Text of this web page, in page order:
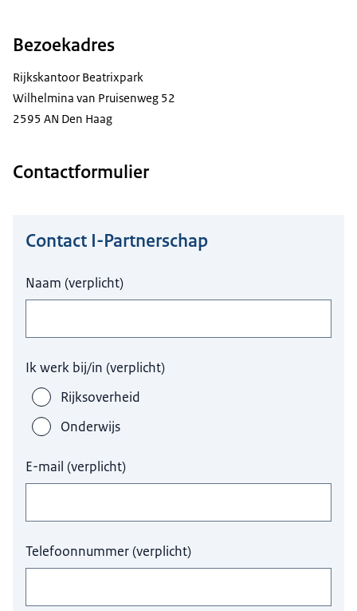
Bezoekadres
Rijkskantoor Beatrixpark
Wilhelmina van Pruisenweg 52
2595 AN Den Haag
Contactformulier
Contact I-Partnerschap
Naam (verplicht)
Ik werk bij/in (verplicht)
Rijksoverheid
Onderwijs
E-mail (verplicht)
Telefoonnummer(verplicht)
Hier niets invullen a.u.b.